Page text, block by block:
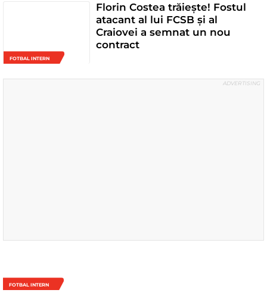
FOTBAL INTERN
Florin Costea trăiește! Fostul
atacant al lui FCSB și al
Craiovei a semnat un nou
contract
FOTBAL INTERN